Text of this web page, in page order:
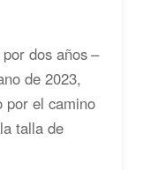
dos años –
de 2023,
por el camino
talla de